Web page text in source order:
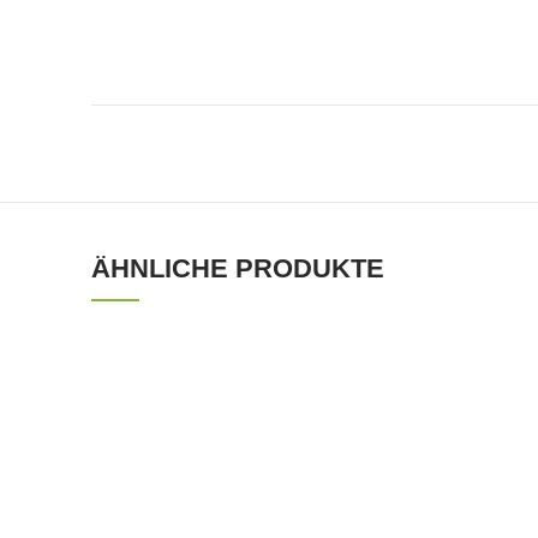
ÄHNLICHE PRODUKTE